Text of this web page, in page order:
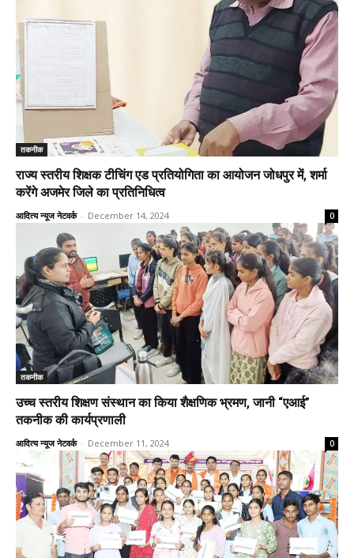
तकनीक
राज्य स्तरीय शिक्षक टीचिंग एड प्रतियोगिता का आयोजन जोधपुर में, शर्मा
करेंगे अजमेर जिले का प्रतिनिधित्व
आदित्य न्यूज नेटवर्क - December 14, 2024 0
तकनीक
उच्च स्तरीय शिक्षण संस्थान का किया शैक्षणिक भ्रमण, जानी “एआई”
तकनीक की कार्यप्रणाली
आदित्य न्यूज नेटवर्क - December 11, 2024 0